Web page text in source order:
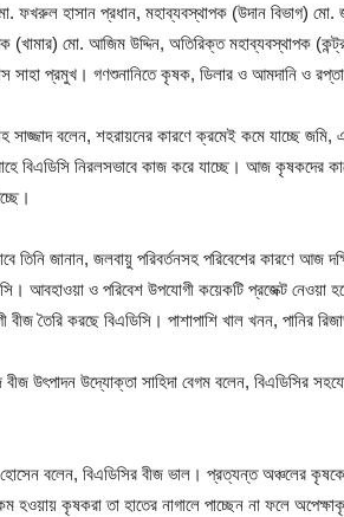
ফখরুল হাসান প্রধান, মহাব্যবস্থাপক (উদান বিভাগ) মো.
(খামার) মো. আজিম উদ্দিন, অতিরিক্ত মহাব্যবস্থাপক
সাহা প্রমুখ। গণশুনানিতে কৃষক, ডিলার ও আমদানি ও
সাজ্জাদ বলেন, শহরায়নের কারণে ক্রমেই কমে যাচ্ছে
বিএডিসি নিরলসভাবে কাজ করে যাচ্ছে। আজ কৃষকদের
তিনি জানান, জলবায়ু পরিবর্তনসহ পরিবেশের কারণে আজ
আবহাওয়া ও পরিবেশ উপযোগী কয়েকটি প্রজেক্ট নেওয়া
তৈরি করছে বিএডিসি। পাশাপাশি খাল খনন, পানির
উৎপাদন উদ্যোক্তা সাহিদা বেগম বলেন, বিএডিসির
হোসেন বলেন, বিএডিসির বীজ ভাল। প্রত্যন্ত অঞ্চলের
হওয়ায় কৃষকরা তা হাতের নাগালে পাচ্ছেন না ফলে